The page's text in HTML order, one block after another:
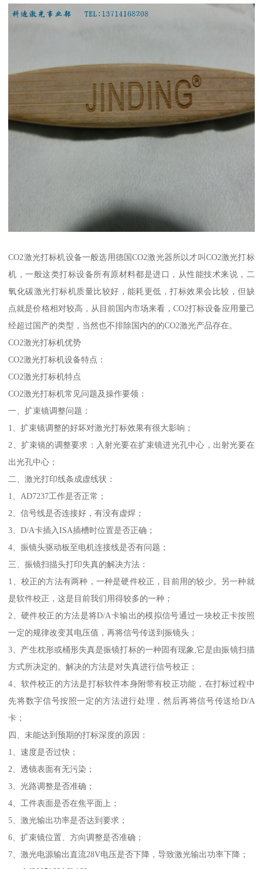
CO2激光打标机设备一般选用德国CO2激光器所以才叫CO2激光打标
机，一般这类打标设备所有原材料都是进口，从性能技术来说，二
氧化碳激光打标机质量比较好，能耗更低，打标效果会比较，但缺
点就是价格相对较高，从目前国内市场来看，CO2打标设备应用量己
经超过国产的类型，当然也不排除国内的的CO2激光产品存在。
CO2激光打标机优势
CO2激光打标机设备特点：
CO2激光打标机特点
CO2激光打标机常见问题及操作要领：
一、扩束镜调整问题：
1、扩束镜调整的好坏对激光打标效果有很大影响；
2、扩束镜的调整要求：入射光要在扩束镜进光孔中心，出射光要在
出光孔中心；
二、激光打印线条成虚线状：
1、AD7237工作是否正常；
2、信号线是否连接好，有没有虚焊；
3、D/A卡插入ISA插槽时位置是否正确；
4、振镜头驱动板至电机连接线是否有问题；
三、振镜扫描头打印失真的解决方法：
1、校正的方法有两种，一种是硬件校正，目前用的较少。另一种就
是软件校正，这是目前我们用得较多的一种；
2、硬件校正的方法是将D/A卡输出的模拟信号通过一块校正卡按照
一定的规律改变其电压值，再将信号传送到振镜头；
3、产生枕形或桶形失真是振镜打标的一种固有现象,它是由振镜扫描
方式所决定的。解决的方法是对失真进行信号校正；
4、软件校正的方法是打标软件本身附带有校正功能，在打标过程中
先将数字信号按照一定的方法进行处理，然后再将信号传送给D/A
卡；
四、未能达到预期的打标深度的原因：
1、速度是否过快；
2、透镜表面有无污染；
3、光路调整是否准确；
4、工件表面是否在焦平面上；
5、激光输出功率是否达到要求；
6、扩束镜位置、方向调整是否准确；
7、激光电源输出直流28V电压是否下降，导致激光输出功率下降；